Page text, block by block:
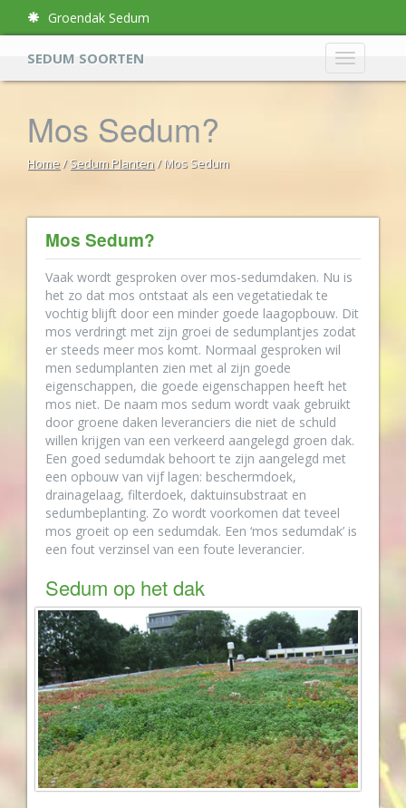
Groendak Sedum
SEDUM SOORTEN
Mos Sedum?
Home /Sedum Planten / Mos Sedum
Mos Sedum?
Vaak wordt gesproken over mos-sedumdaken. Nu is
het zo dat mos ontstaat als een vegetatiedak te
vochtig blijft door een minder goede laagopbouw. Dit
mos verdringt met zijn groei de sedumplantjes zodat
er steeds meer mos komt. Normaal gesproken wil
men sedumplanten zien met al zijn goede
eigenschappen, die goede eigenschappen heeft het
mos niet. De naam mos sedum wordt vaak gebruikt
door groene daken leveranciers die niet de schuld
willen krijgen van een verkeerd aangelegd groen dak.
Een goed sedumdak behoort te zijn aangelegd met
een opbouw van vijf lagen: beschermdoek,
drainagelaag, filterdoek, daktuinsubstraat en
sedumbeplanting. Zo wordt voorkomen dat teveel
mos groeit op een sedumdak. Een ‘mos sedumdak’ is
een fout verzinsel van een foute leverancier.
Sedum op het dak